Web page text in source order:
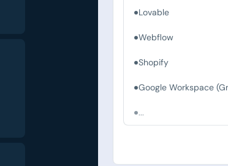
Lovable
Webflow
Shopify
Google Workspace
...